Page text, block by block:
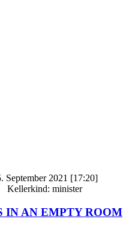
September 2021 [17:20]
Kellerkind: minister
IN AN EMPTY ROOM